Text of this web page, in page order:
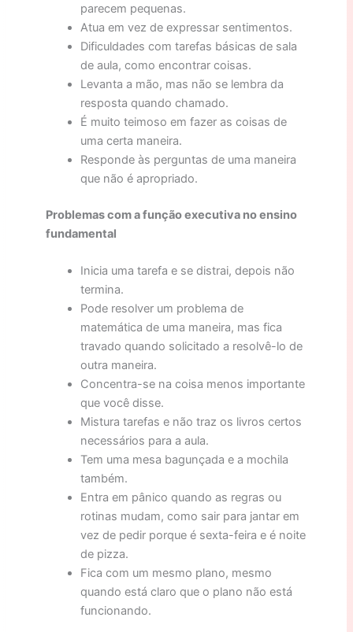
parecem pequenas.
Atua em vez de expressar sentimentos.
Dificuldades com tarefas básicas de sala
de aula, como encontrar coisas.
Levanta a mão, mas não se lembra da
resposta quando chamado.
É muito teimoso em fazer as coisas de
uma certa maneira.
Responde às perguntas de uma maneira
que não é apropriado.
Problemas com a função executiva no ensino
fundamental
Inicia uma tarefa e se distrai, depois não
termina.
Pode resolver um problema de
matemática de uma maneira, mas fica
travado quando solicitado a resolvê-lo de
outra maneira.
Concentra-se na coisa menos importante
que você disse.
Mistura tarefas e não traz os livros certos
necessários para a aula.
Tem uma mesa bagunçada e a mochila
também.
Entra em pânico quando as regras ou
rotinas mudam, como sair para jantar em
vez de pedir porque é sexta-feira e é noite
de pizza.
Fica com um mesmo plano, mesmo
quando está claro que o plano não está
funcionando.